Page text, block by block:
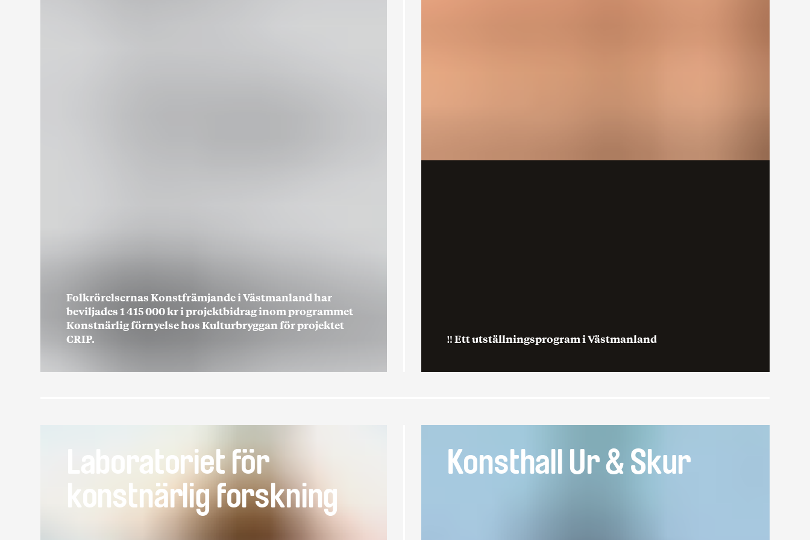
Folkrörelsernas Konstfrämjande i Västmanland har
beviljades 1 415 000 kr i projektbidrag inom programmet
Konstnärlig förnyelse hos Kulturbryggan för projektet
CRIP.
‼️ Ett utställningsprogram i Västmanland
Laboratoriet för
konstnärlig forskning
Konsthall Ur & Skur